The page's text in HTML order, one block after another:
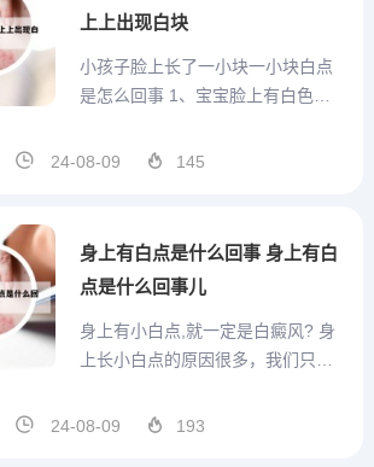
上上出现白块
小孩子脸上长了一小块一小块白点
是怎么回事 1、宝宝脸上有白色的
维生素，微量元素，也有可能是属
元化，营养均衡，多吃蔬菜水果，
24-08-09 145
身上有白点是什么回事 身上有白
点是什么回事儿
身上有小白点,就一定是白癜风? 身
上长小白点的原因很多，我们只有
并不是身上长的所有的白点都是白
24-08-09 193